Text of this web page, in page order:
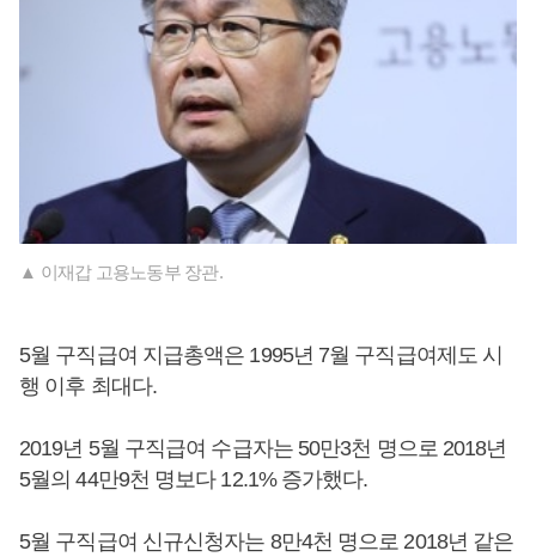
▲ 이재갑 고용노동부 장관.
5월 구직급여 지급총액은 1995년 7월 구직급여제도 시
행 이후 최대다.
2019년 5월 구직급여 수급자는 50만3천 명으로 2018년
5월의 44만9천 명보다 12.1% 증가했다.
5월 구직급여 신규신청자는 8만4천 명으로 2018년 같은